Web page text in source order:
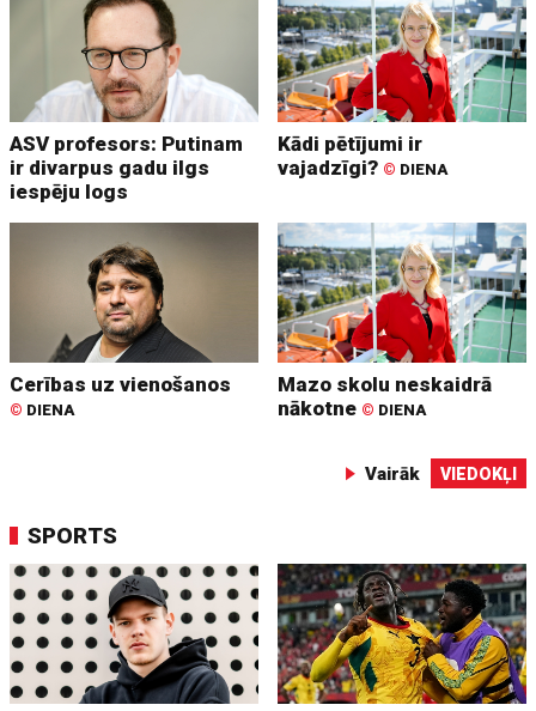
ASV profesors: Putinam
ir divarpus gadu ilgs
iespēju logs
Kādi pētījumi ir
vajadzīgi? © DIENA
Cerības uz vienošanos
© DIENA
Mazo skolu neskaidrā
nākotne © DIENA
Vairāk VIEDOKĻI
SPORTS